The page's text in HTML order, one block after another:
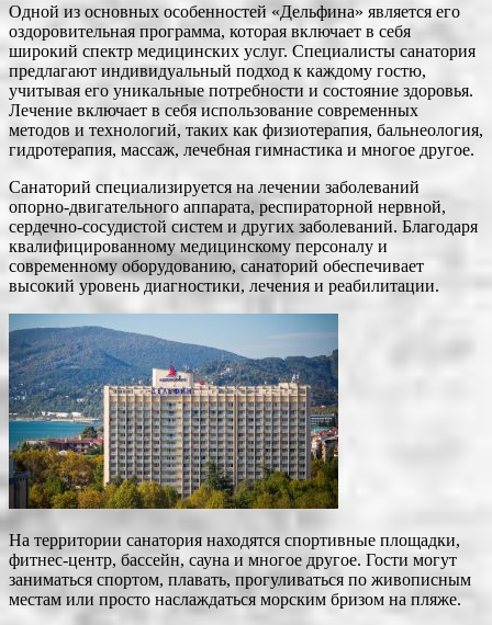
Одной из основных особенностей «Дельфина» является его
оздоровительная программа, которая включает в себя
широкий спектр медицинских услуг. Специалисты санатория
предлагают индивидуальный подход к каждому гостю,
учитывая его уникальные потребности и состояние здоровья.
Лечение включает в себя использование современных
методов и технологий, таких как физиотерапия, бальнеология,
гидротерапия, массаж, лечебная гимнастика и многое другое.
Санаторий специализируется на лечении заболеваний
опорно-двигательного аппарата, респираторной нервной,
сердечно-сосудистой систем и других заболеваний. Благодаря
квалифицированному медицинскому персоналу и
современному оборудованию, санаторий обеспечивает
высокий уровень диагностики, лечения и реабилитации.
На территории санатория находятся спортивные площадки,
фитнес-центр, бассейн, сауна и многое другое. Гости могут
заниматься спортом, плавать, прогуливаться по живописным
местам или просто наслаждаться морским бризом на пляже.